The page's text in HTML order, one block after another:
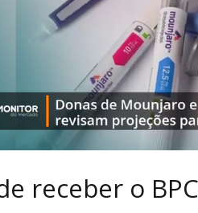
receber o